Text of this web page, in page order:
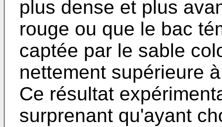
plus dense et plus
rouge ou que le bac
captée par le sable
nettement supérieure
Ce résultat
surprenant qu'ayant